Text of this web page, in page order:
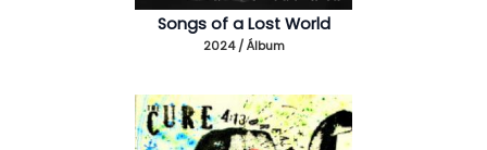
Songs of a Lost World
2024 / Álbum